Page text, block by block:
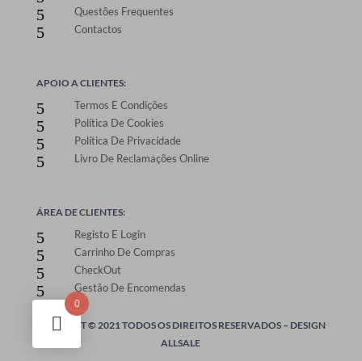
5 Questões Frequentes
5 Contactos
APOIO A CLIENTES:
5 Termos E Condições
5 Política De Cookies
5 Política De Privacidade
5 Livro De Reclamações Online
ÁREA DE CLIENTES:
5 Registo E Login
5 Carrinho De Compras
5 CheckOut
5 Gestão De Encomendas
ONEPRINT © 2021 TODOS OS DIREITOS RESERVADOS – DESIGN
ALLSALE
0